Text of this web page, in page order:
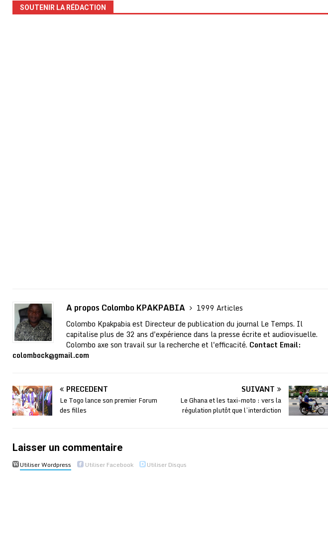
SOUTENIR LA RÉDACTION
A propos Colombo KPAKPABIA
1999 Articles
Colombo Kpakpabia est Directeur de publication du journal Le Temps. Il
capitalise plus de 32 ans d'expérience dans la presse écrite et audiovisuelle.
Colombo axe son travail sur la recherche et l'efficacité. Contact Email:
colombock@gmail.com
PRÉCÉDENT
Le Togo lance son premier Forum
des filles
SUIVANT
Le Ghana et les taxi-moto : vers la
régulation plutôt que l’interdiction
Laisser un commentaire
Utiliser Wordpress Utiliser Facebook Utiliser Disqus